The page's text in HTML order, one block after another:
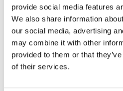
provide social media features
We also share information
our social media, advertising
may combine it with other
provided to them or that
of their services.
Articoli dedicati a inglese
Articoli con tips e new sulla
Articoli divertenti su film e
In quanto di età superiore ai 16
al trattamento dei miei dati
all’informativa privacy